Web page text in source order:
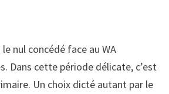
nul concédé face au WA
Dans cette période délicate, c’est
Un choix dicté autant par le